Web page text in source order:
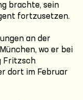
brachte, sein
fortzusetzen.
an der
wo er bei
Fritzsch
dort im Februar